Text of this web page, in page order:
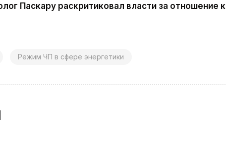
Паскару раскритиковал власти за отношение к
Режим ЧП в сфере энергетики